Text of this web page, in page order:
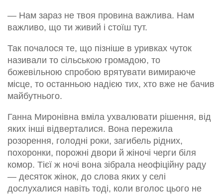
— Нам зараз не твоя провина важлива. Нам
важливо, що ти живий і стоїш тут.
Так почалося те, що пізніше в уривках чуток
називали то сільською громадою, то
божевільною спробою врятувати вимираюче
місце, то останньою надією тих, хто вже не бачив
майбутнього.
Ганна Миронівна вміла ухвалювати рішення, від
яких інші відверталися. Вона пережила
розорення, голодні роки, загибель рідних,
похоронки, порожні двори й жіночі черги біля
комор. Тієї ж ночі вона зібрала неофіційну раду
— десяток жінок, до слова яких у селі
дослухалися навіть тоді, коли вголос цього не